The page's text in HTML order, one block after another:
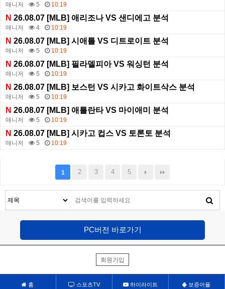
매니저 5 10:19
N 26.08.07 [MLB] 애리조나 VS 샌디에고 분석
매니저 4 10:19
N 26.08.07 [MLB] 시애틀 VS 디트로이트 분석
매니저 5 10:19
N 26.08.07 [MLB] 필라델피아 VS 워싱턴 분석
매니저 5 10:19
N 26.08.07 [MLB] 보스턴 VS 시카고 화이트삭스 분석
매니저 5 10:19
N 26.08.07 [MLB] 애틀란타 VS 마이애미 분석
매니저 5 10:19
N 26.08.07 [MLB] 시카고 컵스 VS 토론토 분석
매니저 5 10:19
1 2 3 4 5
PC버전 바로가기
회원가입
홈 스포츠TV 하이라이트 보증어플